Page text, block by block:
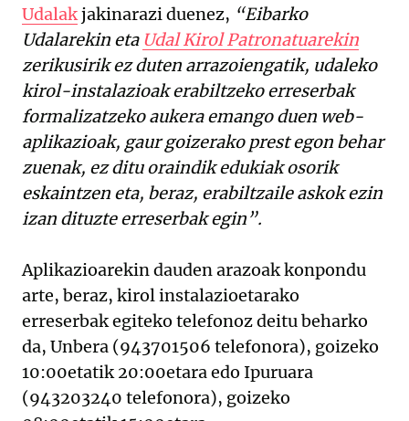
Udalakjakinarazi duenez, “Eibarko
Udalarekin eta Udal Kirol Patronatuarekin
zerikusirik ez duten arrazoiengatik, udaleko
kirol-instalazioak erabiltzeko erreserbak
formalizatzeko aukera emango duen web-
aplikazioak, gaur goizerako prest egon behar
zuenak, ez ditu oraindik edukiak osorik
eskaintzen eta, beraz, erabiltzaile askok ezin
izan dituzte erreserbak egin”.
Aplikazioarekin dauden arazoak konpondu
arte, beraz, kirol instalazioetarako
erreserbak egiteko telefonoz deitu beharko
da, Unbera (943701506 telefonora), goizeko
10:00etatik 20:00etara edo Ipuruara
(943203240 telefonora), goizeko